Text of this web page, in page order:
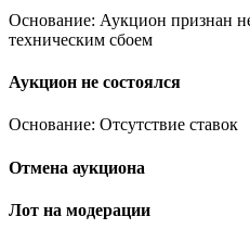
Основание: Аукцион признан
техническим сбоем
Аукцион не состоялся
Основание: Отсутствие ставок
Отмена аукциона
Лот на модерации